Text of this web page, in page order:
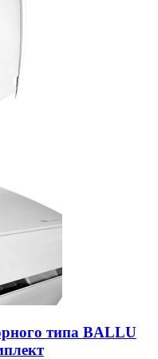
типа BALLU